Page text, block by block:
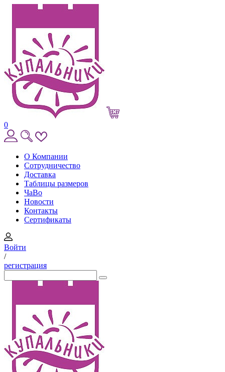
0
О Компании
Сотрудничество
Доставка
Таблицы размеров
ЧаВо
Новости
Контакты
Сертификаты
Войти
/
регистрация